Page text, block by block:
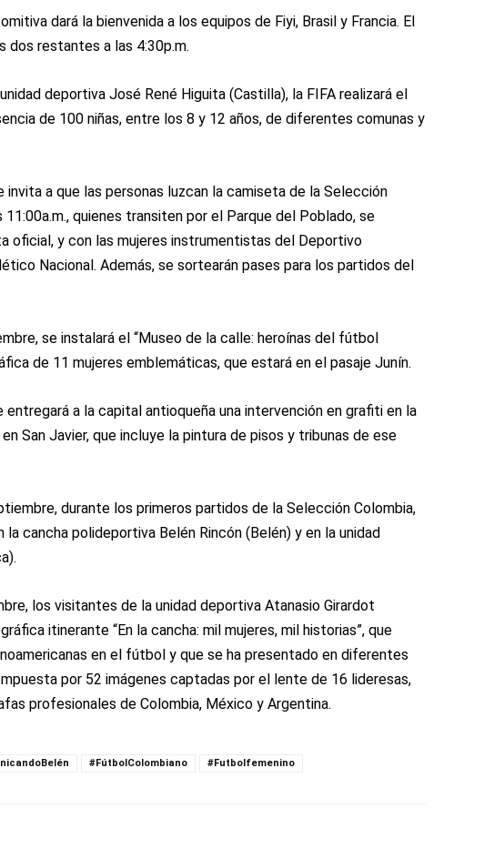
dará la bienvenida a los equipos de Fiyi, Brasil y Francia. El
dos restantes a las 4:30p.m.
deportiva José René Higuita (Castilla), la FIFA realizará el
de 100 niñas, entre los 8 y 12 años, de diferentes comunas y
invita a que las personas luzcan la camiseta de la Selección
11:00a.m., quienes transiten por el Parque del Poblado, se
oficial, y con las mujeres instrumentistas del Deportivo
Nacional. Además, se sortearán pases para los partidos del
se instalará el “Museo de la calle: heroínas del fútbol
de 11 mujeres emblemáticas, que estará en el pasaje Junín.
entregará a la capital antioqueña una intervención en grafiti en la
San Javier, que incluye la pintura de pisos y tribunas de ese
durante los primeros partidos de la Selección Colombia,
cancha polideportiva Belén Rincón (Belén) y en la unidad
los visitantes de la unidad deportiva Atanasio Girardot
itinerante “En la cancha: mil mujeres, mil historias”, que
en el fútbol y que se ha presentado en diferentes
por 52 imágenes captadas por el lente de 16 lideresas,
profesionales de Colombia, México y Argentina.
#FútbolColombiano #Futbolfemenino